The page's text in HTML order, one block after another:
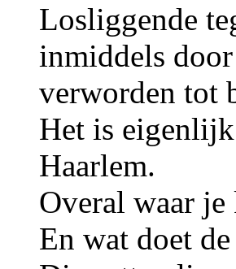
Losliggende
inmiddels
verworden tot
Het is
Haarlem.
Overal waar
En wat doet